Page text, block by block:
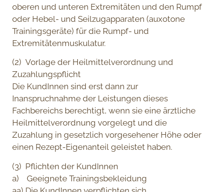
oberen und unteren Extremitäten und den Rumpf
oder Hebel- und Seilzugapparaten (auxotone
Trainingsgeräte) für die Rumpf- und
Extremitätenmuskulatur.
(2) Vorlage der Heilmittelverordnung und
Zuzahlungspflicht
Die KundInnen sind erst dann zur
Inanspruchnahme der Leistungen dieses
Fachbereichs berechtigt, wenn sie eine ärztliche
Heilmittelverordnung vorgelegt und die
Zuzahlung in gesetzlich vorgesehener Höhe oder
einen Rezept-Eigenanteil geleistet haben.
(3) Pflichten der KundInnen
a) Geeignete Trainingsbekleidung